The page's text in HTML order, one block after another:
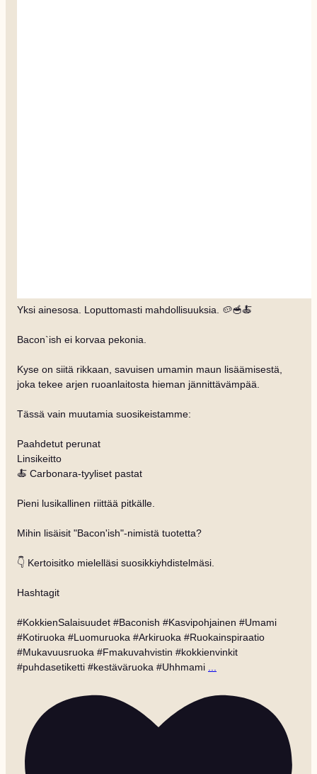
Yksi ainesosa. Loputtomasti mahdollisuuksia. 🥔🥣🍝
Bacon`ish ei korvaa pekonia.
Kyse on siitä rikkaan, savuisen umamin maun lisäämisestä,
joka tekee arjen ruoanlaitosta hieman jännittävämpää.
Tässä vain muutamia suosikeistamme:
Paahdetut perunat
Linsikeitto
🍝 Carbonara-tyyliset pastat
Pieni lusikallinen riittää pitkälle.
Mihin lisäisit "Bacon'ish"-nimistä tuotetta?
👇 Kertoisitko mielelläsi suosikkiyhdistelmäsi.
Hashtagit
#KokkienSalaisuudet #Baconish #Kasvipohjainen #Umami
#Kotiruoka #Luomuruoka #Arkiruoka #Ruokainspiraatio
#Mukavuusruoka #Fmakuvahvistin #kokkienvinkit
#puhdasetiketti #kestäväruoka #Uhhmami ...